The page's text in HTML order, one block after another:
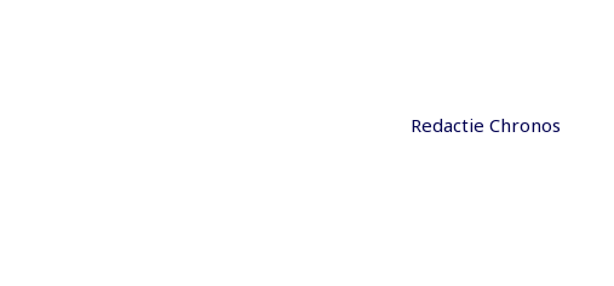
Redactie Chronos